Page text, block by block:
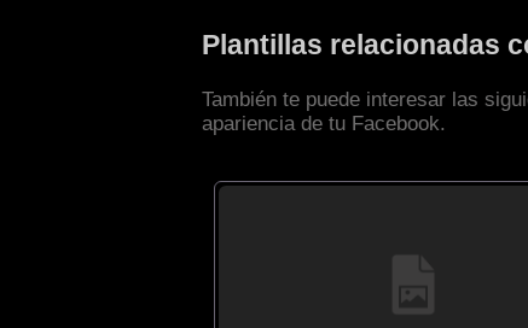
Plantillas relacionadas
También te puede interesar las
apariencia de tu Facebook.